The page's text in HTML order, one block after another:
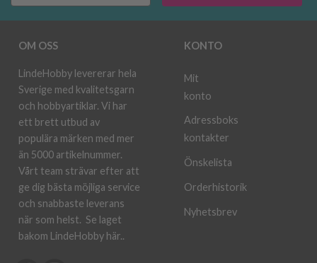
OM OSS
LindeHobby levererar hela
Sverige med kvalitetsgarn
och hobbyartiklar. Vi har
ett brett utbud av
populära märken med mer
än 5000 artikelnummer.
Vårt team strävar efter att
ge dig bästa möjliga service
och snabbaste leverans
när som helst. Se laget
bakom LindeHobby här..
KONTO
Mit
konto
Adressboks
kontakter
Önskelista
Orderhistorik
Nyhetsbrev